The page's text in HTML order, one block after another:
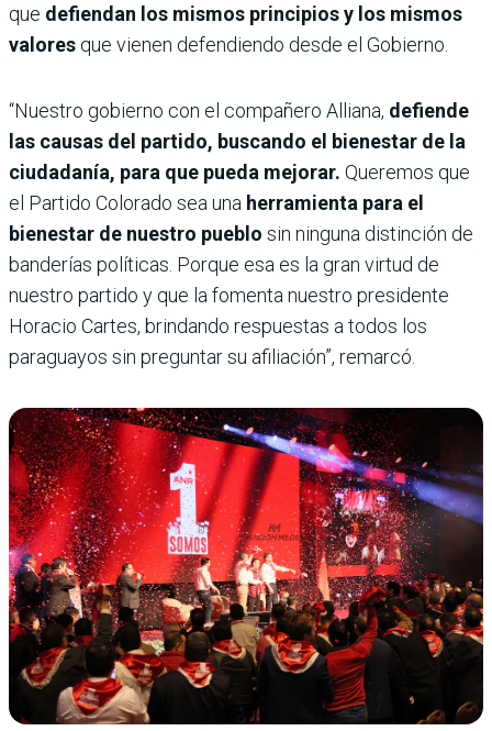
que defiendan los mismos principios y los mismos
valores que vienen defendiendo desde el Gobierno.
“Nuestro gobierno con el compañero Alliana, defiende
las causas del partido, buscando el bienestar de la
ciudadanía, para que pueda mejorar. Queremos que
el Partido Colorado sea una herramienta para el
bienestar de nuestro pueblo sin ninguna distinción de
banderías políticas. Porque esa es la gran virtud de
nuestro partido y que la fomenta nuestro presidente
Horacio Cartes, brindando respuestas a todos los
paraguayos sin preguntar su afiliación”, remarcó.